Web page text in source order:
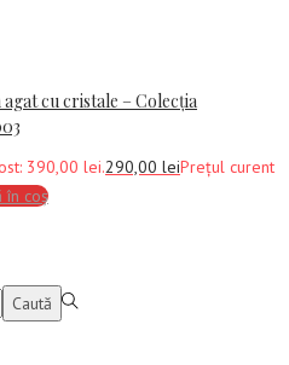
cu cristale – Colecția
390,00 lei.290,00 leiPrețul curent
în coș
Caută